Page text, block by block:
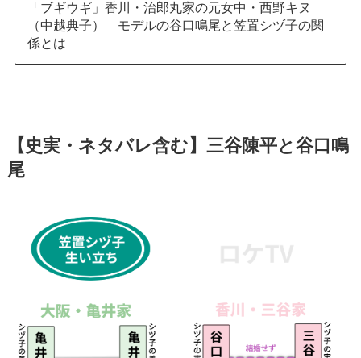
「ブギウギ」香川・治郎丸家の元女中・西野キヌ
（中越典子） モデルの谷口鳴尾と笠置シヅ子の関
係とは
【史実・ネタバレ含む】三谷陳平と谷口鳴
尾